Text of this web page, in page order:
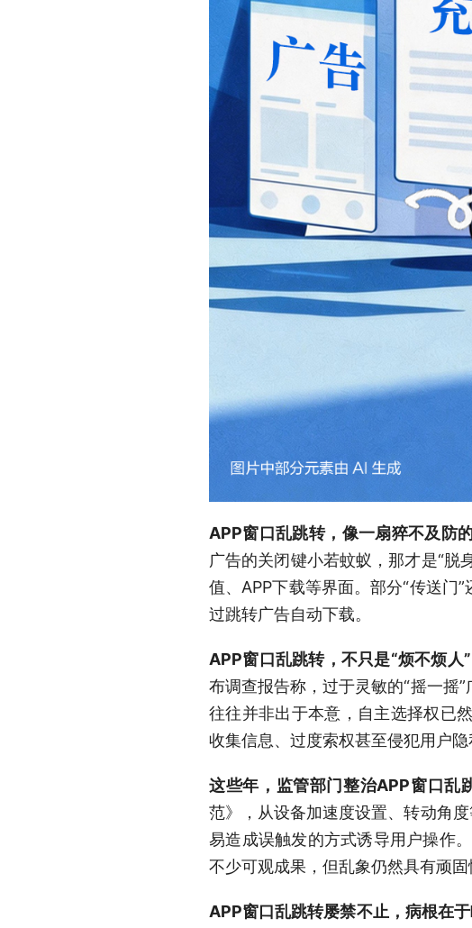
APP窗口乱跳转，像一扇猝不及防
广告的关闭键小若蚊蚁，那才是“脱
值、APP下载等界面。部分“传送门
过跳转广告自动下载。
APP窗口乱跳转，不只是“烦不烦人
布调查报告称，过于灵敏的“摇一摇
往往并非出于本意，自主选择权已
收集信息、过度索权甚至侵犯用户隐
这些年，监管部门整治APP窗口乱
范》，从设备加速度设置、转动角
易造成误触发的方式诱导用户操作
不少可观成果，但乱象仍然具有顽固
APP窗口乱跳转屡禁不止，病根在